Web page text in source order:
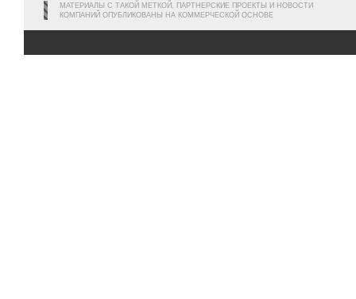
МАТЕРИАЛЫ С ТАКОЙ МЕТКОЙ, ПАРТНЕРСКИЕ ПРОЕКТЫ И НОВОСТИ
КОМПАНИЙ ОПУБЛИКОВАНЫ НА КОММЕРЧЕСКОЙ ОСНОВЕ